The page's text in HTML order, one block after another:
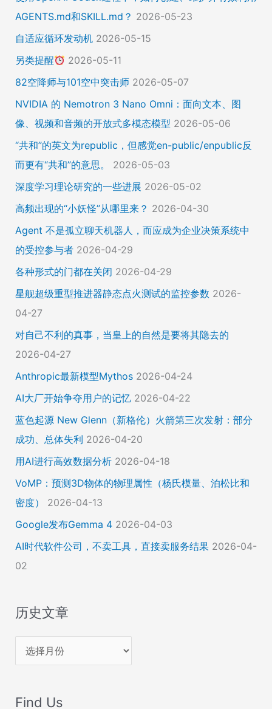
AGENTS.md和SKILL.md？ 2026-05-23
自适应循环发动机 2026-05-15
另类提醒
2026-05-11
82空降师与101空中突击师 2026-05-07
NVIDIA 的 Nemotron 3 Nano Omni：面向文本、图
像、视频和音频的开放式多模态模型 2026-05-06
“共和”的英文为republic，但感觉en-public/enpublic反
而更有“共和”的意思。
2026-05-03
深度学习理论研究的一些进展 2026-05-02
高频出现的“小妖怪”从哪里来？ 2026-04-30
Agent 不是孤立聊天机器人，而应成为企业决策系统中
的受控参与者 2026-04-29
各种形式的门都在关闭 2026-04-29
星舰超级重型推进器静态点火测试的监控参数 2026-
04-27
对自己不利的真事，当皇上的自然是要将其隐去的
2026-04-27
Anthropic最新模型Mythos 2026-04-24
AI大厂开始争夺用户的记忆 2026-04-22
蓝色起源 New Glenn（新格伦）火箭第三次发射：部分
成功、总体失利 2026-04-20
用AI进行高效数据分析 2026-04-18
VoMP：预测3D物体的物理属性（杨氏模量、泊松比和
密度）
2026-04-13
Google发布Gemma 4 2026-04-03
AI时代软件公司，不卖工具，直接卖服务结果 2026-04-
02
历史文章
史
章
Find Us